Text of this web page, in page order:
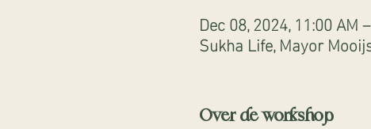
Dec 08, 2024, 11:00 AM
Sukha Life, Mayor
Over de workshop